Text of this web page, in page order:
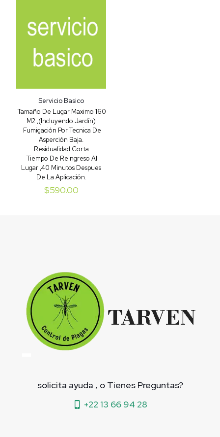
Servicio Basico
Tamaño De Lugar Maximo 160
M2 ,(Incluyendo Jardín)
Fumigación Por Tecnica De
Asperción Baja.
Residualidad Corta.
Tiempo De Reingreso Al
Lugar ,40 Minutos Despues
De La Aplicación.
$590.00
solicita ayuda , o Tienes Preguntas?
+22 13 66 94 28